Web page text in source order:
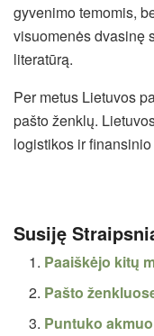
gyvenimo temomis,
visuomenės dvasinę
literatūrą.
Per metus Lietuvos
pašto ženklų.
logistikos ir
Susiję
Paaiškėjo kitų
Pašto
Puntuko